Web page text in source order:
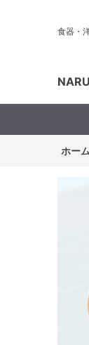
食器・
ホーム